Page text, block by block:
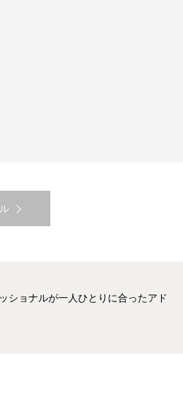
ショナルが一人ひとりに合ったアド